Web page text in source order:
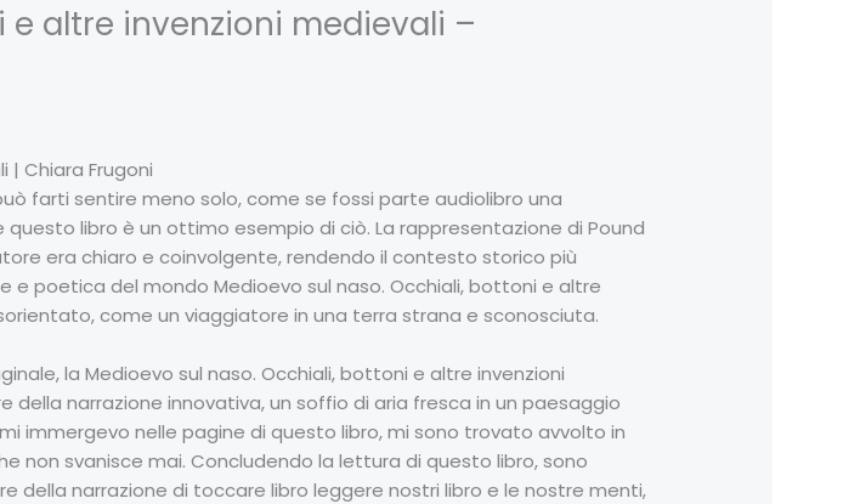
altre invenzioni medievali –
| Chiara Frugoni
farti sentire meno solo, come se fossi parte audiolibro una
libro è un ottimo esempio di ciò. La rappresentazione di Pound
era chiaro e coinvolgente, rendendo il contesto storico più
e poetica del mondo Medioevo sul naso. Occhiali, bottoni e altre
come un viaggiatore in una terra strana e sconosciuta.
la Medioevo sul naso. Occhiali, bottoni e altre invenzioni
narrazione innovativa, un soffio di aria fresca in un paesaggio
immergevo nelle pagine di questo libro, mi sono trovato avvolto in
non svanisce mai. Concludendo la lettura di questo libro, sono
della narrazione di toccare libro leggere nostri libro e le nostre menti,